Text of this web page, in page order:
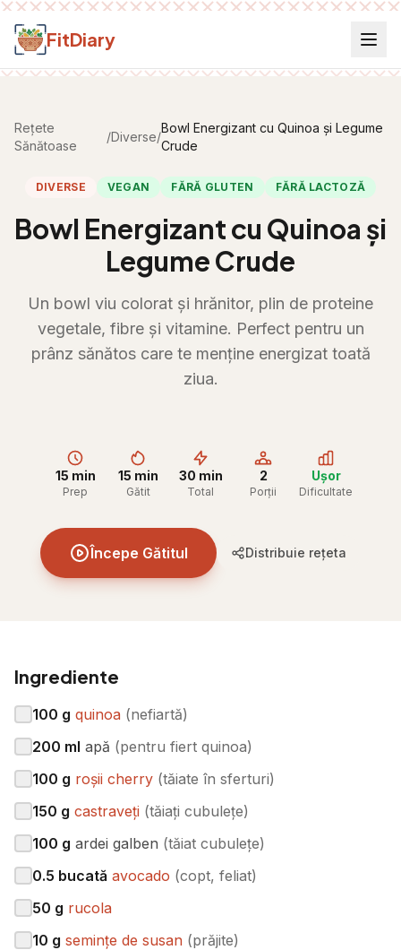
Salt la conținut
FitDiary
Rețete
Sănătoase
/Diverse/
Bowl Energizant cu Quinoa și Legume
Crude
DIVERSE VEGAN FĂRĂ GLUTEN FĂRĂ LACTOZĂ
Bowl Energizant cu Quinoa și
Legume Crude
Un bowl viu colorat și hrănitor, plin de proteine
vegetale, fibre și vitamine. Perfect pentru un
prânz sănătos care te menține energizat toată
ziua.
15 min
Prep
15 min
Gătit
30 min
Total
2
Porții
Ușor
Dificultate
Începe Gătitul Distribuie rețeta
Ingrediente
100 g quinoa (nefiartă)
200 ml apă (pentru fiert quinoa)
100 g roșii cherry (tăiate în sferturi)
150 g castraveți (tăiați cubulețe)
100 g ardei galben (tăiat cubulețe)
0.5 bucată avocado (copt, feliat)
50 g rucola
10 g semințe de susan (prăjite)